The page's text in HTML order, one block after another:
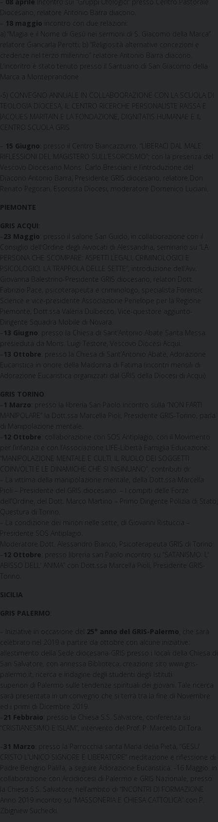
Diocesano, relatore Antonio Barra diacono.
18 maggio incontro con due relazioni:
a) “Magia e il Nome di Gesù nei sermoni di S. Giacomo della Marca”
relatore Giancarla Perotti; b) “Religiosità alternative concezioni e
credenze nel terzo millennio” relatore Antonio Barra diacono.
L’incontro è stato tenuto presso il Santuario di San Giacomo della
Marca a Monteprandone
-5) CONVEGNO ANNUALE IN COLLABOORAZIONE CON LA SCUOLA DI
TEOLOGIA DIOCESA, IL CENTRO RICERCHE PERSONALISTE RAISSA E
JACQUES MARITAIN E LA FONDAZIONE, DIGNITATIS HUMANAE E IL
CENTRO SCUOLA GRIS
15 Giugno : presso il Centro Biancazzurro, “LIBERACI DAL MALE:
RIFLESSIONI DEL MAGISTERO SULL’ESORCISMO”; con la presenza del
Vescovo Diocesano Mons. Carlo Bresciani e l’introduzione del
Diacono Antonio Barra, Presidente GRIS diocesano, relatore Don
Renato Pegorari, Esorcista Diocesi, moderatore Domenico Luciani.
PIEMONTE
GRIS ACQUI
23 Maggio : presso il salone San Guido, in collaborazione con il
Consiglio dell’Ordine degli Avvocati di Alessandria, seminario su “LA
PERSONA CHE SCOMPARE: ASPETTI LEGALI, CRIMINOLOGICI E
PSICOLOGICI. LA TRAPPOLA DELLE SETTE”, introduzione dell’Avv.
Giovanna Balestrino-Presidente GRIS diocesano, relatori Dott.
Fabrizio Pace, psicoterapeuta e criminologo, specialista Forensic
Science e vice-presidente Associazione Penelope per la Regione
Piemonte, Dott.ssa Valeria Dulbecco, Vice-questore aggiunto-
Dirigente Squadra Mobile di Novara.
13 Giugno : presso la Chiesa di Sant’Antonio Abate Santa Messa
presieduta da Mons. Luigi Testore, Vescovo Diocesi Acqui.
13 Ottobre : presso la Chiesa di Sant’Antonio Abate, Adorazione
Eucaristica in onore della Madonna di Fatima (incontri mensili di
Adorazione Eucaristica organizzati dal GRIS della Diocesi di Acqui).
GRIS TORINO
1 Marzo : presso la libreria San Paolo incontro sulla “NON FARTI
MANIPOLARE” la Dott.ssa Marcella Pioli, Presidente GRIS-Torino, parla
di Manipolazione mentale.
12 Ottobre : collaborazione con SOS Antiplagio, con il Movimento
per l’infanzia e con l’Associazione LIFE-Libertà Famiglia Educazione:
“MANIPOLAZIONE MENTALE E CULTI. IL RUOLO DEI SOGGETTI
COINVOLTI E LE DINAMICHE CHE SI INSINUANO”, contributi di:
– La vittima della manipolazione mentale, della Dott.ssa Marcella
Pioli – Presidente del GRIS diocesano. – I compiti delle Forze
dell’Ordine, del Dott. Marco Martino – Primo Dirigente Polizia di Stato,
Questura di Torino.
– La condizione dei minori nelle sette, di Giovanni Ristuccia –
Presidente SOS Antiplagio.
Moderatore Dott. Alessandro Bianco, Psicoterapeuta GRIS di Torino.
12 Ottobre : presso libreria san Paolo incontro su “SATANISMO: L’
ABISSO DELL’ ANIMA” con Dott.ssa Marcella Pioli, Presidente GRIS-
Torino.
SICILIA
GRIS PALERMO
– Iniziative in occasione del 25° anno del GRIS-Palermo , che sarà
celebrato nel 2019 a partire da ottobre con alcune iniziative:
allestimento della Sede diocesana-GRIS presso i locali della Chiesa di
San Salvatore, con annessa Biblioteca; creazione sito www.gris-
palermo.it, ricerca e indagine degli studenti degli Istituti
superiori di Palermo sulle tendenze spirituali dei giovani. Tale ricerca
sarà presentata in un convegno che si terrà tra la fine di Novembre
ed i primi di Dicembre 2019.
21 Febbraio : presso la Chiesa S.S. Salvatore, conferenza su
“CRISTIANESIMO E ISLAM”, intervento del Prof. P. Marcello Di Tora.
31 Marzo : presso la Parrocchia santa Maria della Pietà, “GESU’
CRISTO L’UNICO SIGNORE E LIBERATORE” meditazione e riflessione di
Padre Benigno Palilla, a seguire Adorazione Eucaristica. -16 Maggio: in
collaborazione con Arcidiocesi di Palermo e GRIS Nazionale, presso
la Chiesa S.S. Salvatore, nell’ambito di “INCONTRI DI FORMAZIONE
Anno 2019 incontro su “MASSONERIA E CHIESA CATTOLICA” con P.
Zbigniew Suchecki.